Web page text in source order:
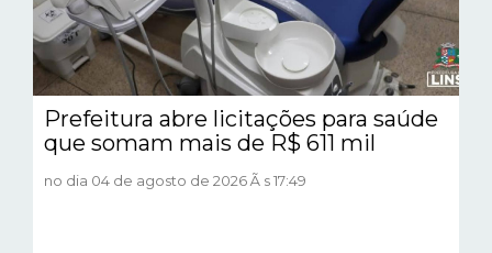
Prefeitura abre licitações para saúde
que somam mais de R$ 611 mil
no dia 04 de agosto de 2026 Ã s 17:49